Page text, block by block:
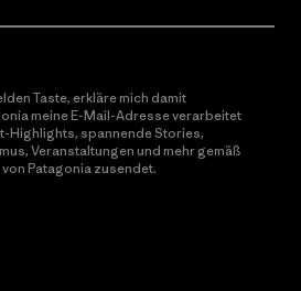
Taste, erkläre mich damit
meine E-Mail-Adresse verarbeitet
Highlights, spannende Stories,
Veranstaltungen und mehr gemäß
von Patagonia zusendet.